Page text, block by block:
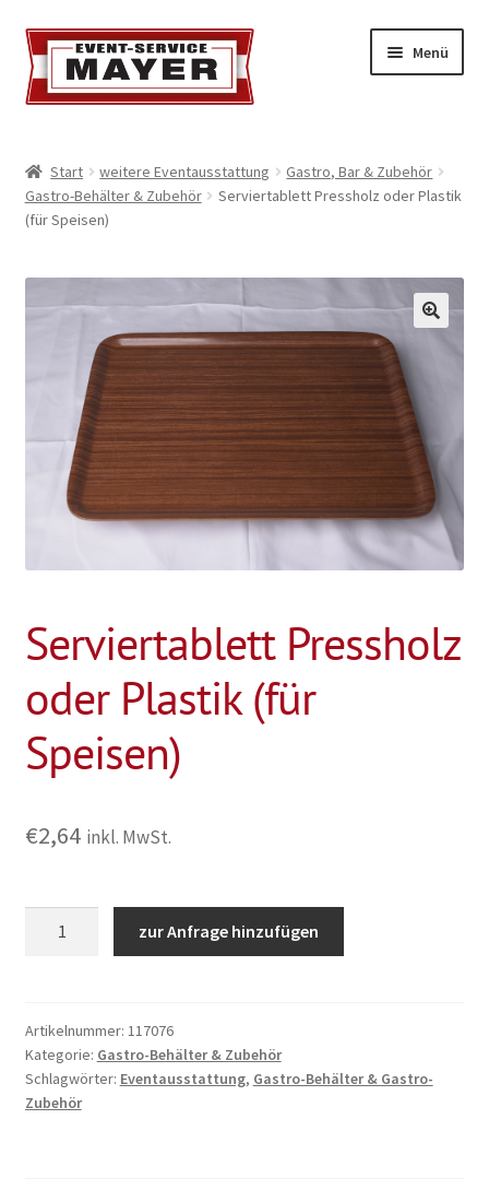
Menü
Event-Service
Impressionen
Kontakt & Feedback
Impressum
Geschäftsbedingungen
Start weitere Eventausstattung
Gastro, Bar & Zubehör
Gastro-Behälter & Zubehör
Serviertablett Pressholz oder Plastik
(für Speisen)
Serviertablett Pressholz
oder Plastik (für
Speisen)
€2,64 inkl. MwSt.
(für
Speisen)
Menge
zur Anfrage hinzufügen
Artikelnummer: 117076
Kategorie: Gastro-Behälter & Zubehör
Schlagwörter: Eventausstattung, Gastro-Behälter & Gastro-
Zubehör